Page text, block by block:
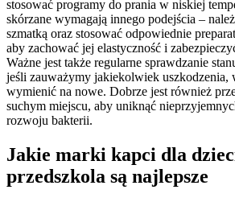
stosować programy do prania w niskiej
skórzane wymagają innego podejścia –
szmatką oraz stosować odpowiednie
aby zachować jej elastyczność i
Ważne jest także regularne sprawdzanie
jeśli zauważymy jakiekolwiek uszkodzenia,
wymienić na nowe. Dobrze jest również
suchym miejscu, aby uniknąć
rozwoju bakterii.
Jakie marki kapci dla
przedszkola są najlepsze